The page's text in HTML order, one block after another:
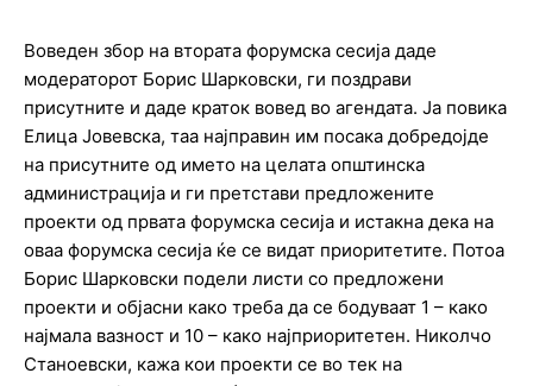
Воведен збор на втората форумска сесија даде
модераторот Борис Шарковски, ги поздрави
присутните и даде краток вовед во агендата. Ја повика
Елица Јовевска, таа најправин им посака добредојде
на присутните од името на целата општинска
администрација и ги претстави предложените
проекти од првата форумска сесија и истакна дека на
оваа форумска сесија ќе се видат приоритетите. Потоа
Борис Шарковски подели листи со предложени
проекти и објасни како треба да се бодуваат 1 – како
најмала вазност и 10 – како најприоритетен. Николчо
Станоевски, кажа кои проекти се во тек на